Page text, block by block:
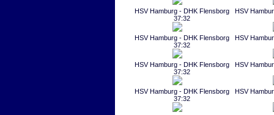
HSV Hamburg - DHK Flensborg
37:32
HSV
HSV Hamburg - DHK Flensborg
37:32
HSV
HSV Hamburg - DHK Flensborg
37:32
HSV
HSV Hamburg - DHK Flensborg
37:32
HSV